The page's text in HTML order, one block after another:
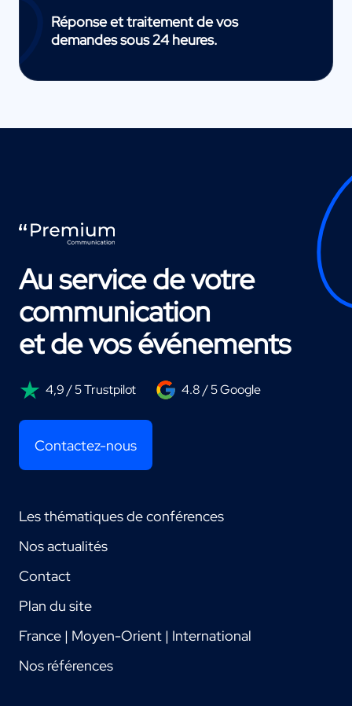
Réponse et traitement de vos
demandes sous 24 heures.
Au service de votre
communication
et de vos événements
4,9 / 5 Trustpilot 4.8 / 5 Google
Contactez-nous
Les thématiques de conférences
Nos actualités
Contact
Plan du site
France | Moyen-Orient | International
Nos références